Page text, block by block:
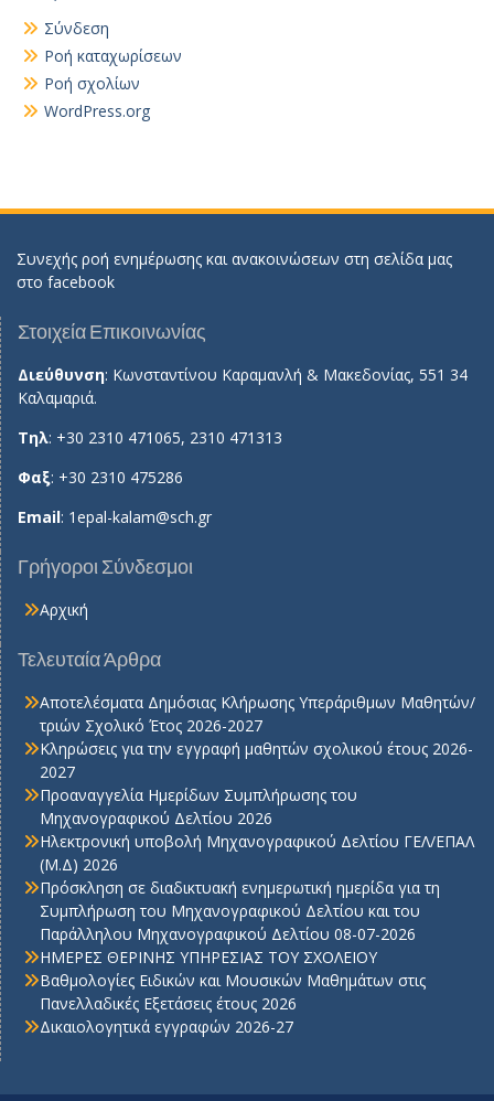
Σύνδεση
Ροή καταχωρίσεων
Ροή σχολίων
WordPress.org
Συνεχής ροή ενημέρωσης και ανακοινώσεων στη σελίδα μας
στο facebook
Στοιχεία Επικοινωνίας
Διεύθυνση: Κωνσταντίνου Καραμανλή & Μακεδονίας, 551 34
Καλαμαριά.
Τηλ: +30 2310 471065, 2310 471313
Φαξ: +30 2310 475286
Email: 1epal-kalam@sch.gr
Γρήγοροι Σύνδεσμοι
Αρχική
Τελευταία Άρθρα
Αποτελέσματα Δημόσιας Κλήρωσης Υπεράριθμων Μαθητών/
τριών Σχολικό Έτος 2026-2027
Κληρώσεις για την εγγραφή μαθητών σχολικού έτους 2026-
2027
Προαναγγελία Ημερίδων Συμπλήρωσης του
Μηχανογραφικού Δελτίου 2026
Ηλεκτρονική υποβολή Μηχανογραφικού Δελτίου ΓΕΛ/ΕΠΑΛ
(Μ.Δ) 2026
Πρόσκληση σε διαδικτυακή ενημερωτική ημερίδα για τη
Συμπλήρωση του Μηχανογραφικού Δελτίου και του
Παράλληλου Μηχανογραφικού Δελτίου 08-07-2026
ΗΜΕΡΕΣ ΘΕΡΙΝΗΣ ΥΠΗΡΕΣΙΑΣ ΤΟΥ ΣΧΟΛΕΙΟΥ
Βαθμολογίες Ειδικών και Μουσικών Μαθημάτων στις
Πανελλαδικές Εξετάσεις έτους 2026
Δικαιολογητικά εγγραφών 2026-27